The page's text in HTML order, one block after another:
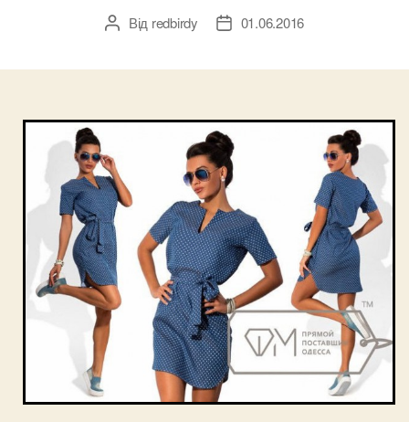
Автор
Від redbirdy
Дата01.06.2016